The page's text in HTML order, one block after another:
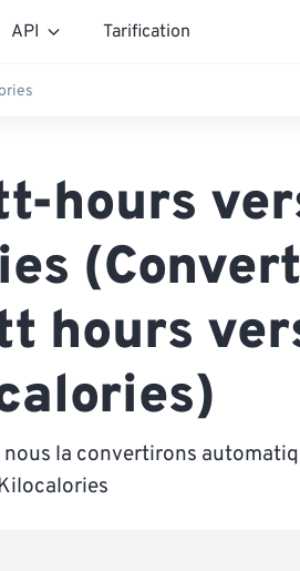
API Tarification
hours
hours
la convertirons